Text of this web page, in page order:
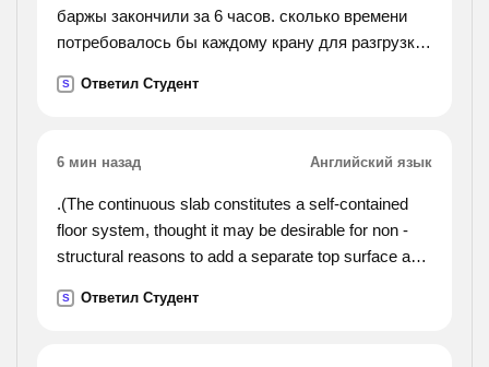
баржы закончили за 6 часов. сколько времени
потребовалось бы каждому крану для разгрузки
требуется на 5 часов больше, чем второму.
S Ответил Студент
6 мин назад Английский язык
.(The continuous slab constitutes a self-contained
floor system, thought it may be desirable for non -
structural reasons to add a separate top surface and
reinforced-concrete slab, the nearest equivalents
S Ответил Студент